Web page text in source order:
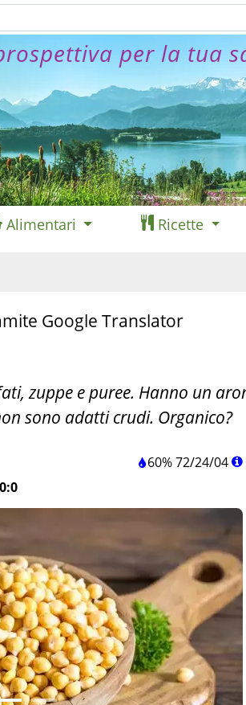
per la tua
Alimentari Ricette
Google Translator
zuppe e puree. Hanno un
sono adatti crudi. Organico?
60%72/24/04
0:0